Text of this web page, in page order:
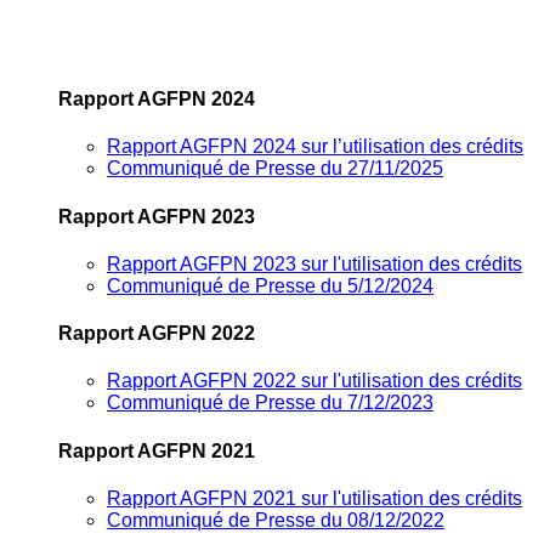
Rapport AGFPN 2024
Rapport AGFPN 2024 sur l’utilisation des crédits
Communiqué de Presse du 27/11/2025
Rapport AGFPN 2023
Rapport AGFPN 2023 sur l'utilisation des crédits
Communiqué de Presse du 5/12/2024
Rapport AGFPN 2022
Rapport AGFPN 2022 sur l'utilisation des crédits
Communiqué de Presse du 7/12/2023
Rapport AGFPN 2021
Rapport AGFPN 2021 sur l'utilisation des crédits
Communiqué de Presse du 08/12/2022